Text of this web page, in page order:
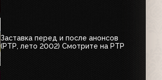
Заставка перед и после анонсов
(РТР, лето 2002) Смотрите на РТР